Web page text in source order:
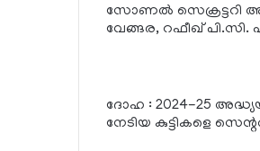
സോണല്‍ സെക്രട്ടറി
വേങ്ങര, റഫീഖ് പി.സി.
ദോഹ : 2024-25
നേടിയ കുട്ടികളെ